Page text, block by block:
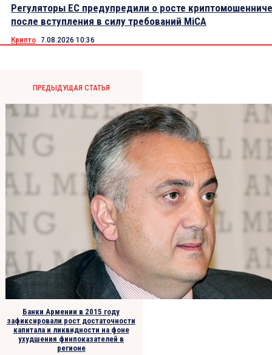
Регуляторы ЕС предупредили о росте
после вступления в силу требований MiCA
Крипто 7.08.2026 10:36
ПРЕДЫДУЩАЯ СТАТЬЯ
Банки Армении в 2015 году
зафиксировали рост достаточности
капитала и ликвидности на фоне
ухудшения финпоказателей в
регионе